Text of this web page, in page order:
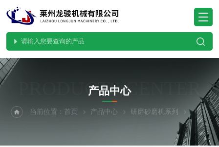
PRODUCTS CENTER
产品中心
当前位置：首页 产品中心 研磨砂磨机系列 卧式球